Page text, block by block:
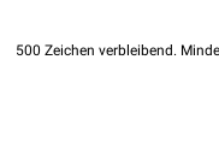
500 Zeichen verbleibend.